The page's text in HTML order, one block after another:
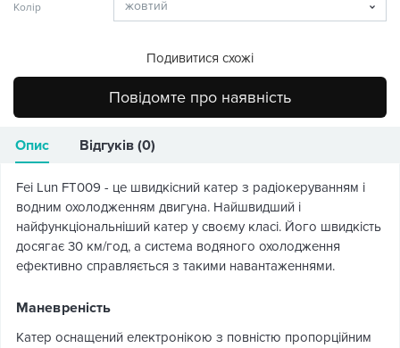
Колір
Подивитися схожі
Повідомте про наявність
Опис Відгуків (0)
Fei Lun FT009 - це швидкісний катер з радіокеруванням і
водним охолодженням двигуна. Найшвидший і
найфункціональніший катер у своєму класі. Його швидкість
досягає 30 км/год, а система водяного охолодження
ефективно справляється з такими навантаженнями.
Маневреність
Катер оснащений електронікою з повністю пропорційним